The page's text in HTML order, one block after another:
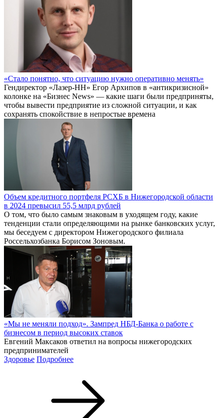
«Стало понятно, что ситуацию нужно оперативно менять»
Гендиректор «Лазер-НН» Егор Архипов в «антикризисной»
колонке на «Бизнес News» — какие шаги были предприняты,
чтобы вывести предприятие из сложной ситуации, и как
сохранять спокойствие в непростые времена
Объем кредитного портфеля РСХБ в Нижегородской области
в 2024 превысил 55,5 млрд рублей
О том, что было самым знаковым в уходящем году, какие
тенденции стали определяющими на рынке банковских услуг,
мы беседуем с директором Нижегородского филиала
Россельхозбанка Борисом Зоновым.
«Мы не меняли подход». Зампред НБД-Банка о работе с
бизнесом в период высоких ставок
Евгений Максаков ответил на вопросы нижегородских
предпринимателей
Здоровье Подробнее